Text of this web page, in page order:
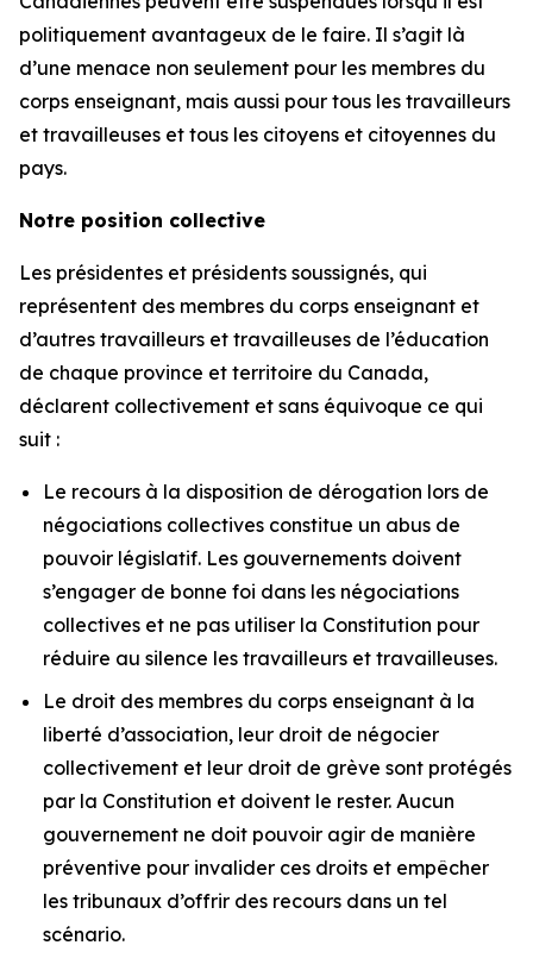
politiquement avantageux de le faire. Il s’agit là
d’une menace non seulement pour les membres du
corps enseignant, mais aussi pour tous les travailleurs
et travailleuses et tous les citoyens et citoyennes du
pays.
Notre position collective
Les présidentes et présidents soussignés, qui
représentent des membres du corps enseignant et
d’autres travailleurs et travailleuses de l’éducation
de chaque province et territoire du Canada,
déclarent collectivement et sans équivoque ce qui
suit :
Le recours à la disposition de dérogation lors de
négociations collectives constitue un abus de
pouvoir législatif. Les gouvernements doivent
s’engager de bonne foi dans les négociations
collectives et ne pas utiliser la Constitution pour
réduire au silence les travailleurs et travailleuses.
Le droit des membres du corps enseignant à la
liberté d’association, leur droit de négocier
collectivement et leur droit de grève sont protégés
par la Constitution et doivent le rester. Aucun
gouvernement ne doit pouvoir agir de manière
préventive pour invalider ces droits et empêcher
les tribunaux d’offrir des recours dans un tel
scénario.